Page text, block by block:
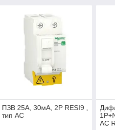
ПЗВ 25A, 30мA, 2P RESI9 ,
тип АС
АС